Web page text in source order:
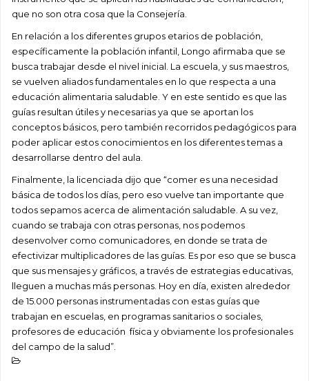
que no son otra cosa que la Consejería.
En relación a los diferentes grupos etarios de población,
específicamente la población infantil, Longo afirmaba que se
busca trabajar desde el nivel inicial. La escuela, y sus maestros,
se vuelven aliados fundamentales en lo que respecta a una
educación alimentaria saludable. Y en este sentido es que las
guías resultan útiles y necesarias ya que se aportan los
conceptos básicos, pero también recorridos pedagógicos para
poder aplicar estos conocimientos en los diferentes temas a
desarrollarse dentro del aula.
Finalmente, la licenciada dijo que “comer es una necesidad
básica de todos los días, pero eso vuelve tan importante que
todos sepamos acerca de alimentación saludable. A su vez,
cuando se trabaja con otras personas, nos podemos
desenvolver como comunicadores, en donde se trata de
efectivizar multiplicadores de las guías. Es por eso que se busca
que sus mensajes y gráficos, a través de estrategias educativas,
lleguen a muchas más personas. Hoy en día, existen alrededor
de 15.000 personas instrumentadas con estas guías que
trabajan en escuelas, en programas sanitarios o sociales,
profesores de educación física y obviamente los profesionales
del campo de la salud”.